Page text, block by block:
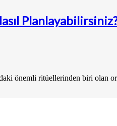
önemli ritüellerinden biri olan